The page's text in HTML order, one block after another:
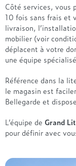
Côté services, vous
10 fois sans frais et
livraison,
mobilier (voir
déplacent à votre
une équipe
Référence dans la
le magasin est
Bellegarde et
L’équipe de Grand
pour définir avec